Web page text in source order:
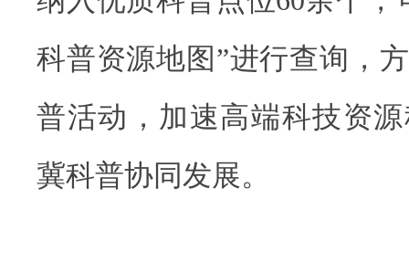
科普资源地图”进行查询，
普活动，加速高端科技资
冀科普协同发展。